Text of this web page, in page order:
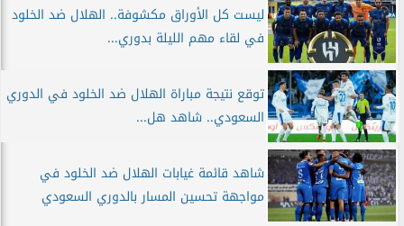
ليست كل الأوراق مكشوفة.. الهلال ضد الخلود
في لقاء مهم الليلة بدوري...
توقع نتيجة مباراة الهلال ضد الخلود في الدوري
السعودي.. شاهد هل...
شاهد قائمة غيابات الهلال ضد الخلود في
مواجهة تحسين المسار بالدوري السعودي